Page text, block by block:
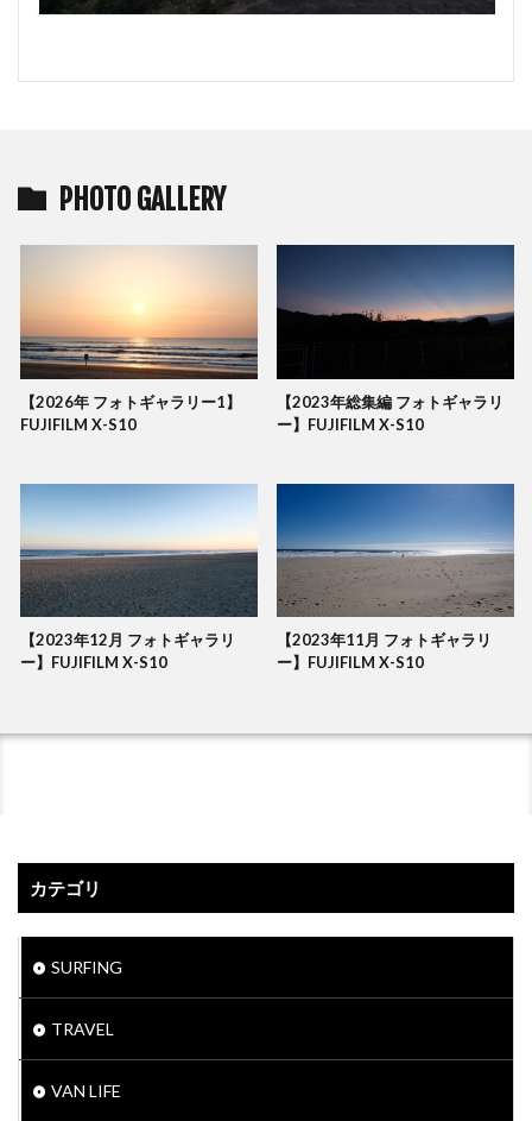
PHOTO GALLERY
【2026年 フォトギャラリー1】
FUJIFILM X-S10
【2023年総集編 フォトギャラリ
ー】FUJIFILM X-S10
【2023年12月 フォトギャラリ
ー】FUJIFILM X-S10
【2023年11月 フォトギャラリ
ー】FUJIFILM X-S10
カテゴリ
SURFING
TRAVEL
VAN LIFE